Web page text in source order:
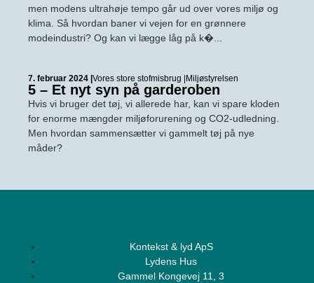
men modens ultrahøje tempo går ud over vores miljø og
klima. Så hvordan baner vi vejen for en grønnere
modeindustri? Og kan vi lægge låg på k�...
7. februar 2024 | Vores store stofmisbrug | Miljøstyrelsen
5 – Et nyt syn på garderoben
Hvis vi bruger det tøj, vi allerede har, kan vi spare kloden
for enorme mængder miljøforurening og CO2-udledning.
Men hvordan sammensætter vi gammelt tøj på nye
måder?
Kontekst & lyd ApS
Lydens Hus
Gammel Kongevej 11, 3